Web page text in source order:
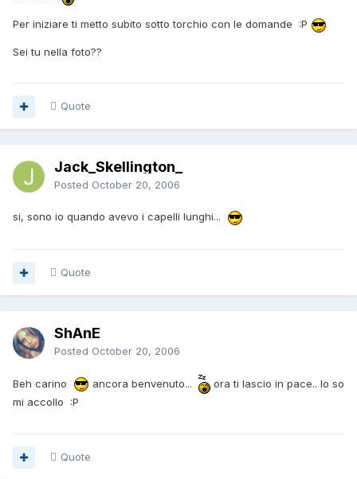
Per iniziare ti metto subito sotto torchio con le domande :P
Sei tu nella foto??
Quote
Jack_Skellington_
Posted October 20, 2006
si, sono io quando avevo i capelli lunghi...
Quote
ShAnE
Posted October 20, 2006
Beh carino ancora benvenuto...
ora ti lascio in pace.. lo so
mi accollo :P
Quote